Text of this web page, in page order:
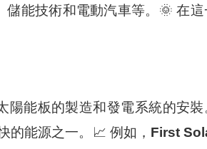
能技術和電動汽車等。🌞 在這
陽能板的製造和發電系統的安裝
的能源之一。📈 例如， First